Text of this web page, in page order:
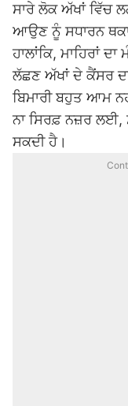
ਸਾਰੇ ਲੋਕ ਅੱਖਾਂ ਵਿੱਚ
ਆਉਣ ਨੂੰ ਸਧਾਰਨ
ਹਾਲਾਂਕਿ, ਮਾਹਿਰਾਂ
ਲੱਛਣ ਅੱਖਾਂ ਦੇ ਕੈਂਸਰ
ਬਿਮਾਰੀ ਬਹੁਤ ਆਮ
ਨਾ ਸਿਰਫ਼ ਨਜ਼ਰ ਲਈ,
ਸਕਦੀ ਹੈ।